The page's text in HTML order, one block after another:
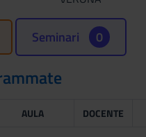
Seminari 0
AULA DOCENTE